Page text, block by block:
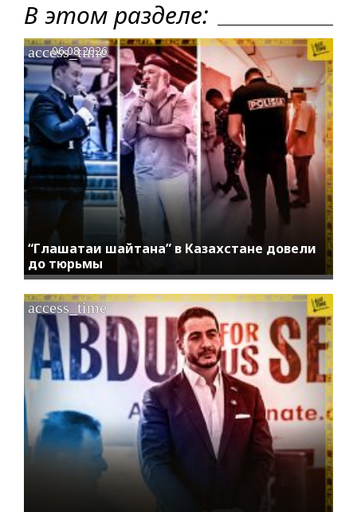
В этом разделе:
“Глашатаи шайтана” в Казахстане довели
до тюрьмы
access_time
06.08.2026
access_time